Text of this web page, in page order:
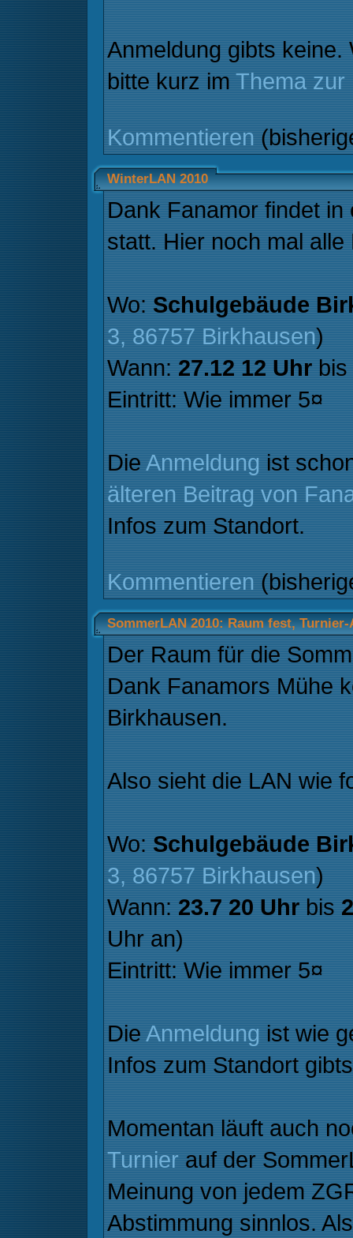
Anmeldung gibts
bitte kurz im Thema zur
Kommentieren
WinterLAN 2010
Dank Fanamor findet in
statt. Hier noch mal
Wo: Schulgebäude
3, 86757 Birkhausen)
Wann: 27.12 12 Uhr bis
Eintritt: Wie immer 5¤
Die Anmeldung ist
älteren Beitrag von
Infos zum Standort.
Kommentieren
SommerLAN 2010: Raum fest,
Der Raum für die
Dank Fanamors Mühe
Birkhausen.
Also sieht die LAN wie
Wo: Schulgebäude
3, 86757 Birkhausen)
Wann: 23.7 20 Uhr bis
Uhr an)
Eintritt: Wie immer 5¤
Die Anmeldung ist wie
Infos zum Standort
Momentan läuft auch
Turnier auf der
Meinung von jedem
Abstimmung sinnlos.